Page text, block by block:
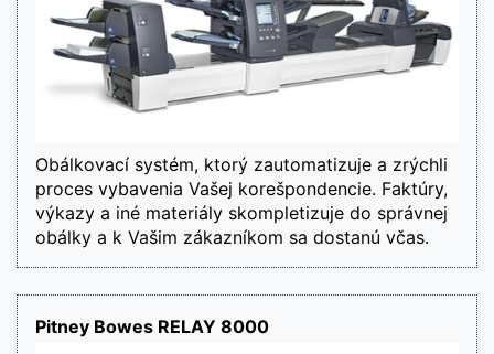
Obálkovací systém, ktorý zautomatizuje a zrýchli
proces vybavenia Vašej korešpondencie. Faktúry,
výkazy a iné materiály skompletizuje do správnej
obálky a k Vašim zákazníkom sa dostanú včas.
Pitney Bowes RELAY 8000